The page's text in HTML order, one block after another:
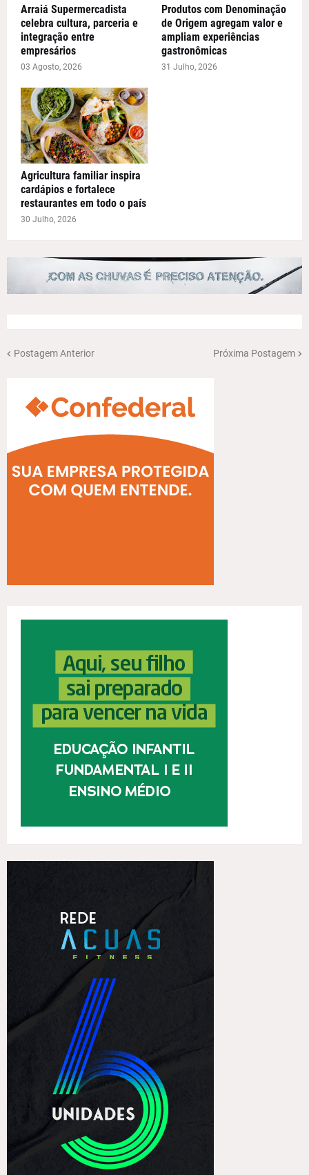
Arraiá Supermercadista
celebra cultura, parceria e
integração entre
empresários
03 Agosto, 2026
Produtos com Denominação
de Origem agregam valor e
ampliam experiências
gastronômicas
31 Julho, 2026
Agricultura familiar inspira
cardápios e fortalece
restaurantes em todo o país
30 Julho, 2026
Postagem Anterior Próxima Postagem